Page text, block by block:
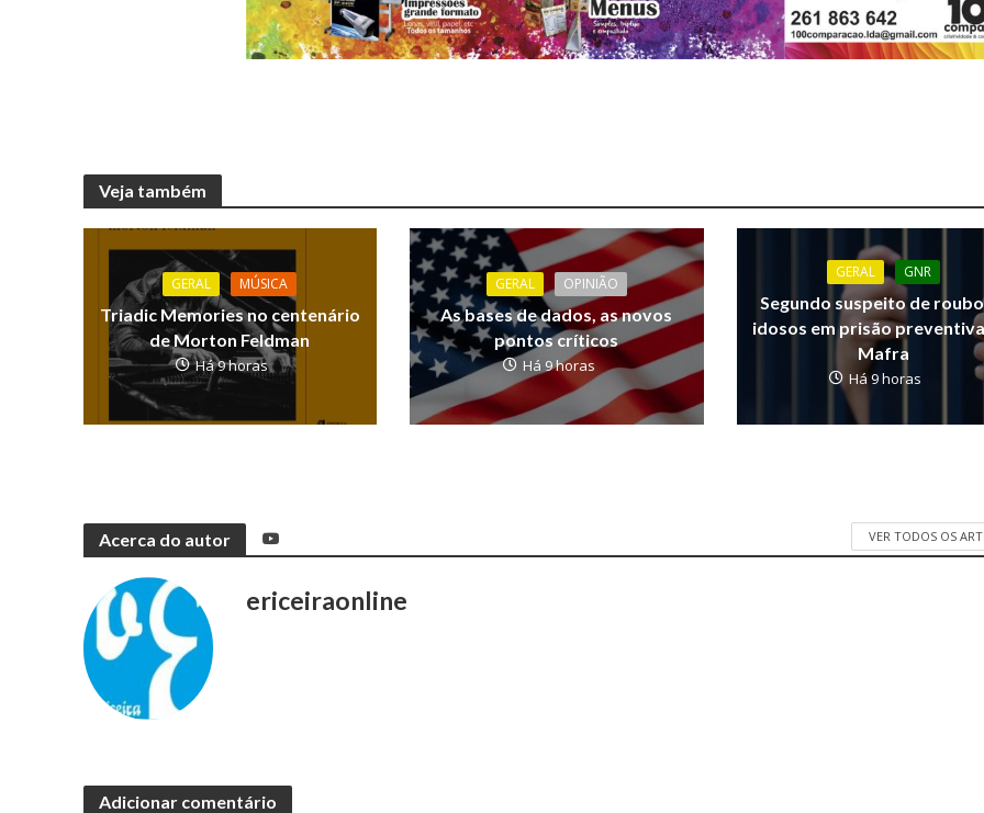
Veja também
GERAL MÚSICA
Triadic Memories no centenário
de Morton Feldman
Há 9 horas
GERAL OPINIÃO
As bases de dados, as novos
pontos críticos
Há 9 horas
GERAL GNR
Segundo suspeito de
idosos em prisão
Mafra
Há 9 horas
Acerca do autor VER TODOS OS
ericeiraonline
Adicionar comentário